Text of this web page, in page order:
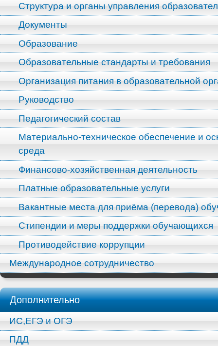
Структура и органы управления
Документы
Образование
Образовательные стандарты и требования
Организация питания в образовательной
Руководство
Педагогический состав
Материально-техническое обеспечение и
среда
Финансово-хозяйственная деятельность
Платные образовательные услуги
Вакантные места для приёма (перевода)
Стипендии и меры поддержки обучающихся
Противодействие коррупции
Международное сотрудничество
Дополнительно
ИС,ЕГЭ и ОГЭ
ПДД